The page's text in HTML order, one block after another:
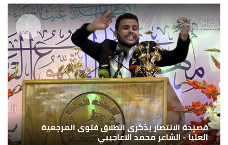
قصيدة الانتصار بذكرى انطلاق فتوى المرجعية
العليا - الشاعر محمد الاعاجيبي